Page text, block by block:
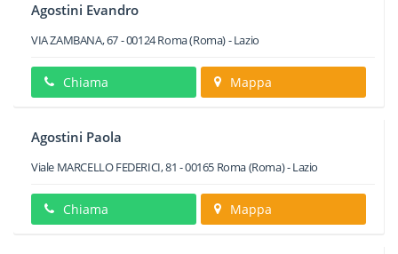
Agostini Evandro
VIA ZAMBANA, 67-00124Roma(Roma) -Lazio
Chiama Mappa
Agostini Paola
Viale MARCELLO FEDERICI, 81 -00165 Roma(Roma) -Lazio
Chiama Mappa